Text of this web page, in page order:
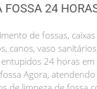
FOSSA 24
de fossas,
canos, vaso
24 horas em
Agora,